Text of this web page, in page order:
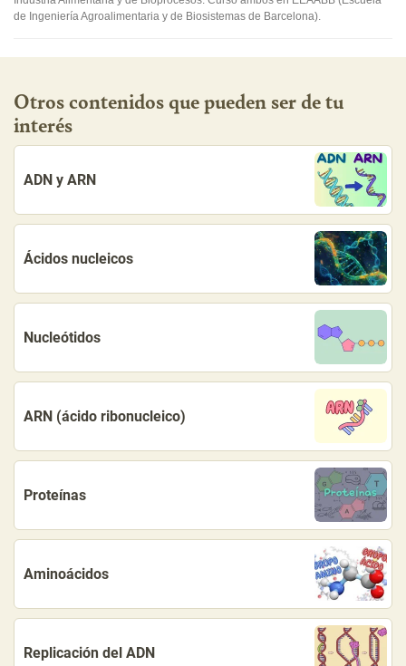
de Ingeniería Agroalimentaria y de Biosistemas de Barcelona).
Otros contenidos que pueden ser de tu
interés
ADN y ARN
Ácidos nucleicos
Nucleótidos
ARN (ácido ribonucleico)
Proteínas
Aminoácidos
Replicación del ADN